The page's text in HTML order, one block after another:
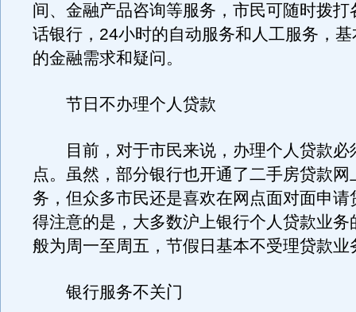
间、金融产品咨询等服务，市民可随时拨打
话银行，24小时的自动服务和人工服务，
的金融需求和疑问。
节日不办理个人贷款
目前，对于市民来说，办理个人贷款必
点。虽然，部分银行也开通了二手房贷款网
务，但众多市民还是喜欢在网点面对面申请
得注意的是，大多数沪上银行个人贷款业务
般为周一至周五，节假日基本不受理贷款业
银行服务不关门